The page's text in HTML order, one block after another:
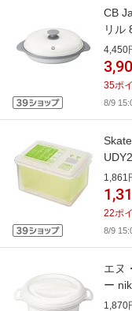
CB
リル
4,450
35ポ
8/9
1,861
22ポ
8/9
エヌ
ー
1,870